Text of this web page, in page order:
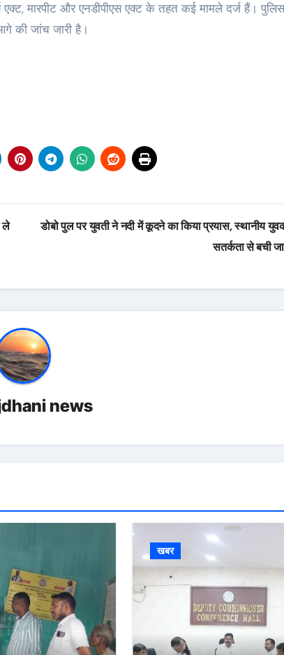
मारपीट और एनडीपीएस एक्ट के तहत कई मामले दर्ज हैं।
की जांच जारी है।
ले
डोबो पुल पर युवती ने नदी में कूदने का किया प्रयास, स्थानीय
सतर्कता से बची
news
खबर